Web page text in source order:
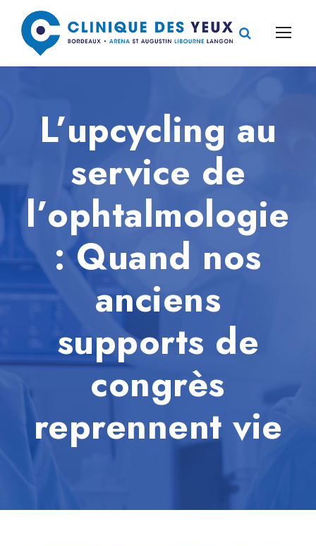
L’upcycling au
service de
l’ophtalmologie
: Quand nos
anciens
supports de
congrès
reprennent vie